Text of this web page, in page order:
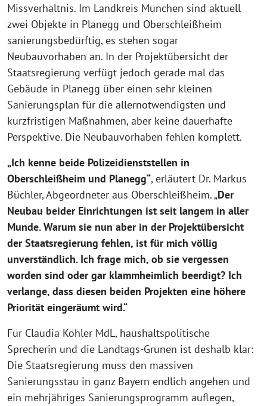
Missverhältnis. Im Landkreis München sind aktuell
zwei Objekte in Planegg und Oberschleißheim
sanierungsbedürftig, es stehen sogar
Neubauvorhaben an. In der Projektübersicht der
Staatsregierung verfügt jedoch gerade mal das
Gebäude in Planegg über einen sehr kleinen
Sanierungsplan für die allernotwendigsten und
kurzfristigen Maßnahmen, aber keine dauerhafte
Perspektive. Die Neubauvorhaben fehlen komplett.
„Ich kenne beide Polizeidienststellen in
Oberschleißheim und Planegg“, erläutert Dr. Markus
Büchler, Abgeordneter aus Oberschleißheim. „Der
Neubau beider Einrichtungen ist seit langem in aller
Munde. Warum sie nun aber in der Projektübersicht
der Staatsregierung fehlen, ist für mich völlig
unverständlich. Ich frage mich, ob sie vergessen
worden sind oder gar klammheimlich beerdigt? Ich
verlange, dass diesen beiden Projekten eine höhere
Priorität eingeräumt wird.“
Für Claudia Köhler MdL, haushaltspolitische
Sprecherin und die Landtags-Grünen ist deshalb klar:
Die Staatsregierung muss den massiven
Sanierungsstau in ganz Bayern endlich angehen und
ein mehrjähriges Sanierungsprogramm auflegen,